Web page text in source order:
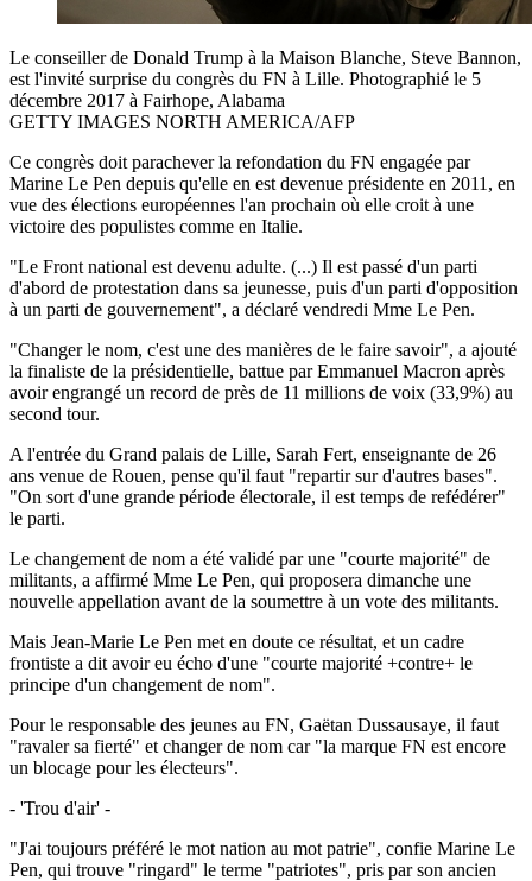
Le conseiller de Donald Trump à la Maison Blanche, Steve Bannon,
est l'invité surprise du congrès du FN à Lille. Photographié le 5
décembre 2017 à Fairhope, Alabama
GETTY IMAGES NORTH AMERICA/AFP
Ce congrès doit parachever la refondation du FN engagée par
Marine Le Pen depuis qu'elle en est devenue présidente en 2011, en
vue des élections européennes l'an prochain où elle croit à une
victoire des populistes comme en Italie.
"Le Front national est devenu adulte. (...) Il est passé d'un parti
d'abord de protestation dans sa jeunesse, puis d'un parti d'opposition
à un parti de gouvernement", a déclaré vendredi Mme Le Pen.
"Changer le nom, c'est une des manières de le faire savoir", a ajouté
la finaliste de la présidentielle, battue par Emmanuel Macron après
avoir engrangé un record de près de 11 millions de voix (33,9%) au
second tour.
A l'entrée du Grand palais de Lille, Sarah Fert, enseignante de 26
ans venue de Rouen, pense qu'il faut "repartir sur d'autres bases".
"On sort d'une grande période électorale, il est temps de refédérer"
le parti.
Le changement de nom a été validé par une "courte majorité" de
militants, a affirmé Mme Le Pen, qui proposera dimanche une
nouvelle appellation avant de la soumettre à un vote des militants.
Mais Jean-Marie Le Pen met en doute ce résultat, et un cadre
frontiste a dit avoir eu écho d'une "courte majorité +contre+ le
principe d'un changement de nom".
Pour le responsable des jeunes au FN, Gaëtan Dussausaye, il faut
"ravaler sa fierté" et changer de nom car "la marque FN est encore
un blocage pour les électeurs".
- 'Trou d'air' -
"J'ai toujours préféré le mot nation au mot patrie", confie Marine Le
Pen, qui trouve "ringard" le terme "patriotes", pris par son ancien